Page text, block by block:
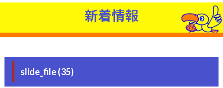
新着情報
slide_file (35)